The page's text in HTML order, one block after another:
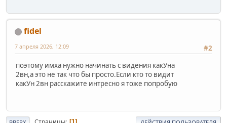
fidel
#2
7 апреля 2026, 12:09
поэтому имха нужно начинать с видения какУна
2вн,а это не так что бы просто.Если кто то видит
какУн 2вн расскажите интресно я тоже попробую